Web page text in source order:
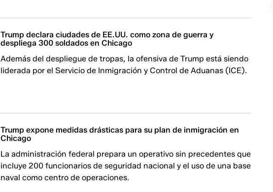
Trump declara ciudades de EE.UU. como zona de guerra y
despliega 300 soldados en Chicago
Además del despliegue de tropas, la ofensiva de Trump está siendo
liderada por el Servicio de Inmigración y Control de Aduanas (ICE).
Trump expone medidas drásticas para su plan de inmigración en
Chicago
La administración federal prepara un operativo sin precedentes que
incluye 200 funcionarios de seguridad nacional y el uso de una base
naval como centro de operaciones.